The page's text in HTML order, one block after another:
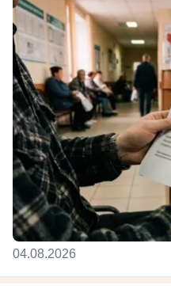
04.08.2026